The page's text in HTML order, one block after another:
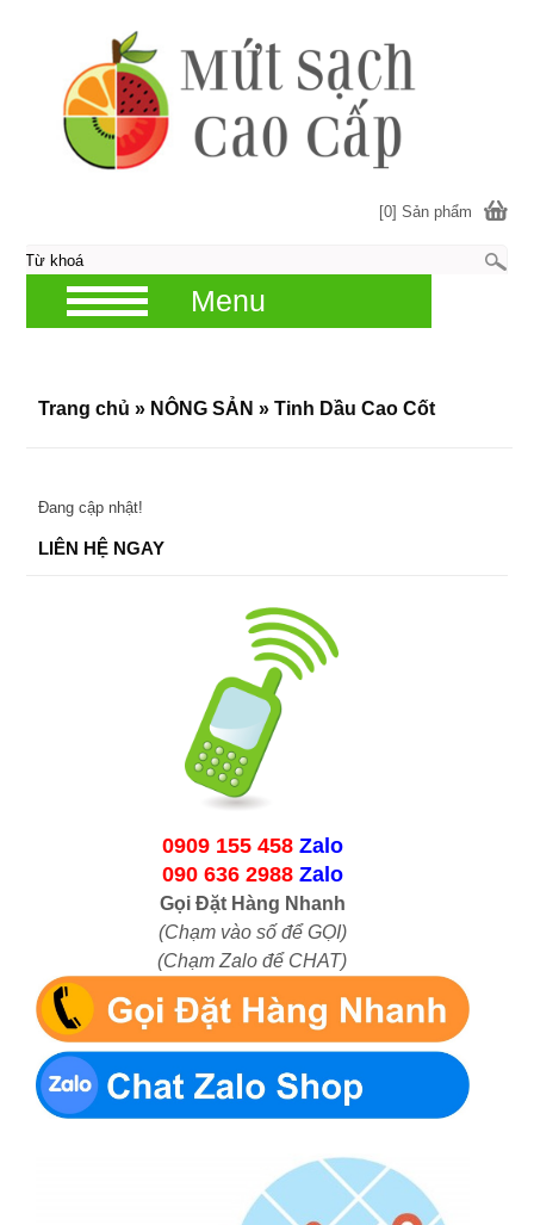
Đang cập nhật!
Trang chủ » NÔNG SẢN » Tinh Dầu Cao Cốt
LIÊN HỆ NGAY
0909 155 458 Zalo
090 636 2988 Zalo
Gọi Đặt Hàng Nhanh
(Chạm vào số để GỌI)
(Chạm Zalo để CHAT)
[0] Sản phẩm
Menu